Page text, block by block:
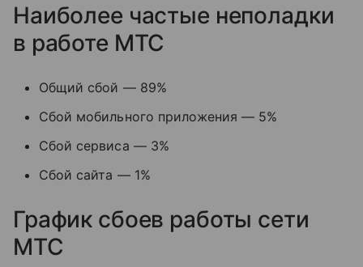
Наиболее частые неполадки
в работе МТС
Общий сбой — 89%
Сбой мобильного приложения — 5%
Сбой сервиса — 3%
Сбой сайта — 1%
График сбоев работы сети
МТС